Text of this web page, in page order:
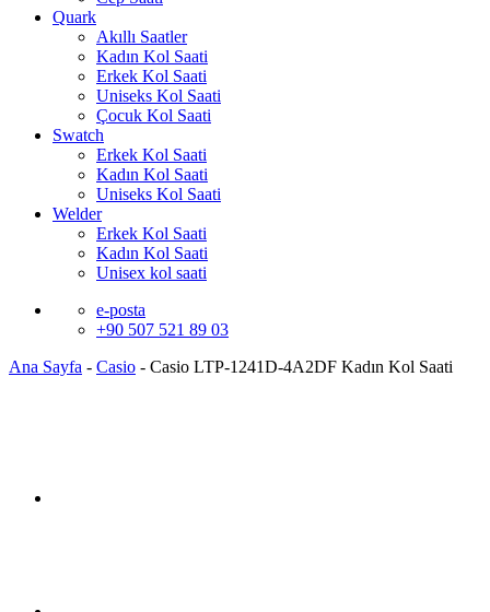
Quark
Akıllı Saatler
Kadın Kol Saati
Erkek Kol Saati
Uniseks Kol Saati
Çocuk Kol Saati
Swatch
Erkek Kol Saati
Kadın Kol Saati
Uniseks Kol Saati
Welder
Erkek Kol Saati
Kadın Kol Saati
Unisex kol saati
e-posta
+90 507 521 89 03
Ana Sayfa - Casio - Casio LTP-1241D-4A2DF Kadın Kol Saati